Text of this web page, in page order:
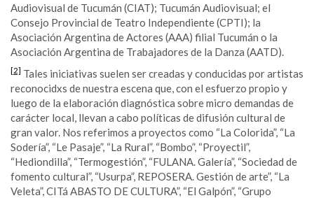
Audiovisual de Tucumán (CIAT); Tucumán Audiovisual; el
Consejo Provincial de Teatro Independiente (CPTI); la
Asociación Argentina de Actores (AAA) filial Tucumán o la
Asociación Argentina de Trabajadores de la Danza (AATD).
[2] Tales iniciativas suelen ser creadas y conducidas por artistas
reconocidxs de nuestra escena que, con el esfuerzo propio y
luego de la elaboración diagnóstica sobre micro demandas de
carácter local, llevan a cabo políticas de difusión cultural de
gran valor. Nos referimos a proyectos como “La Colorida”, “La
Sodería”, “Le Pasaje”, “La Rural”, “Bombo”, “Proyectil”,
“Hediondilla”, “Termogestión”, “FULANA. Galería”, “Sociedad de
fomento cultural”, “Usurpa”, REPOSERA. Gestión de arte”, “La
Veleta”, CITá ABASTO DE CULTURA”, “El Galpón”, “Grupo